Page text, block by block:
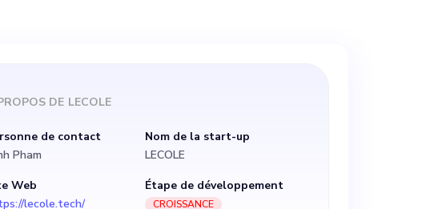
le cadre de
les ressources
interactive
DE LECOLE
de contact
Pham
Nom de la start-up
LECOLE
Web
lecole.tech/
Étape de développement
CROISSANCE